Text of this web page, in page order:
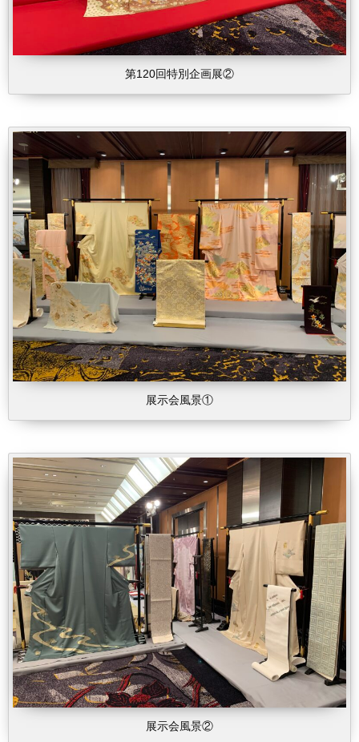
第120回特別企画展②
展示会風景①
展示会風景②